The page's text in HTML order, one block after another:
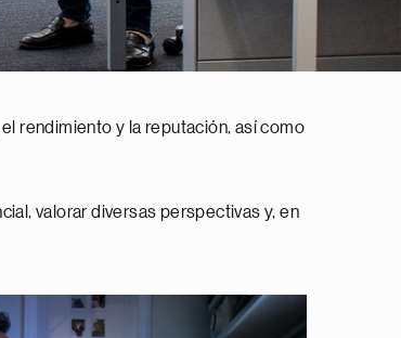
rendimiento y la reputación, así como
valorar diversas perspectivas y, en